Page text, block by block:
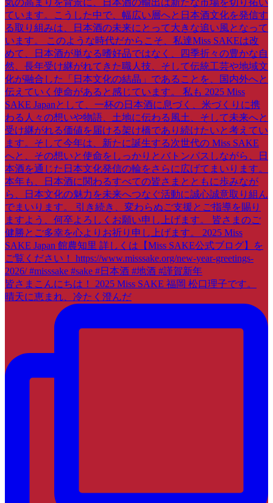
皆さまこんにちは！ 2025 Miss SAKE 福岡 松口理子です。
晴天に恵まれ、冷たく澄んだ